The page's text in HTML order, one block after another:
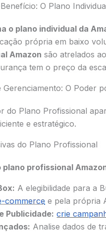
O Plano
o plano individual da
própria em baixo
Amazon são atrelados
tem o preço da
Gerenciamento: O Poder
do Plano Profissional
e estratégico.
do Plano Profissional
profissional
A elegibilidade para a
commerce e pela própria
Publicidade: crie
Analise dados de